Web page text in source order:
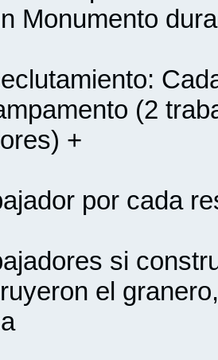
Monumento
(2
+
por cada
si
el